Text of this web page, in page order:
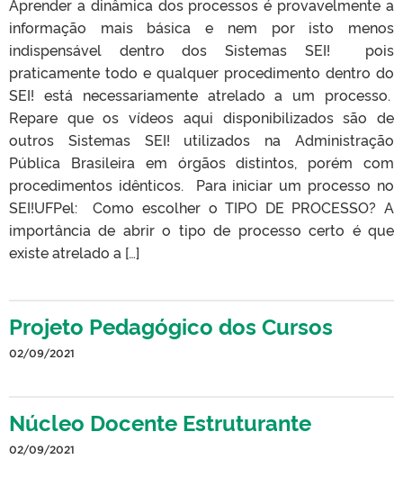
Aprender a dinâmica dos processos é provavelmente a
informação mais básica e nem por isto menos
indispensável dentro dos Sistemas SEI! pois
praticamente todo e qualquer procedimento dentro do
SEI! está necessariamente atrelado a um processo.
Repare que os vídeos aqui disponibilizados são de
outros Sistemas SEI! utilizados na Administração
Pública Brasileira em órgãos distintos, porém com
procedimentos idênticos. Para iniciar um processo no
SEI!UFPel: Como escolher o TIPO DE PROCESSO? A
importância de abrir o tipo de processo certo é que
existe atrelado a […]
Projeto Pedagógico dos Cursos
02/09/2021
Núcleo Docente Estruturante
02/09/2021